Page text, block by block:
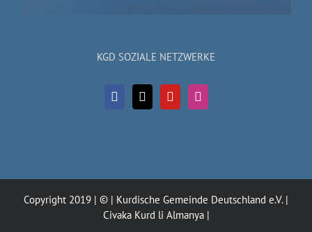
KGD SOZIALE NETZWERKE
Copyright 2019 | © | Kurdische Gemeinde Deutschland e.V. |
Civaka Kurd li Almanya |